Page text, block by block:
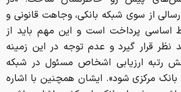
به دلیل محدودیت‌های گذشته اقدام
که این رویه باید فورا اصلاح شود».
نشست، معاون سیاست‌گذاری پولی بانک